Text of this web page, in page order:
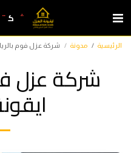
الرئيسية مدونة شركة عزل فوم
شركة عزل